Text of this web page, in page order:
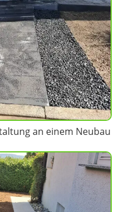
an einem Neubau